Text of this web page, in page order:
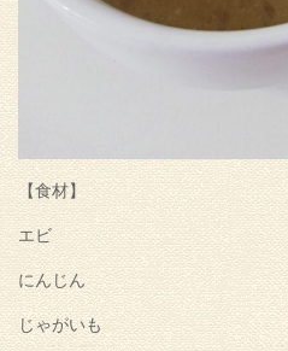
【食材】
エビ
にんじん
じゃがいも